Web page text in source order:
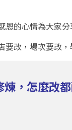
的心情為大家
改，場次要改
，怎麼改